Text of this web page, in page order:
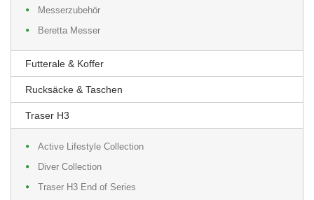
Messerzubehör
Beretta Messer
Futterale & Koffer
Rucksäcke & Taschen
Traser H3
Active Lifestyle Collection
Diver Collection
Traser H3 End of Series